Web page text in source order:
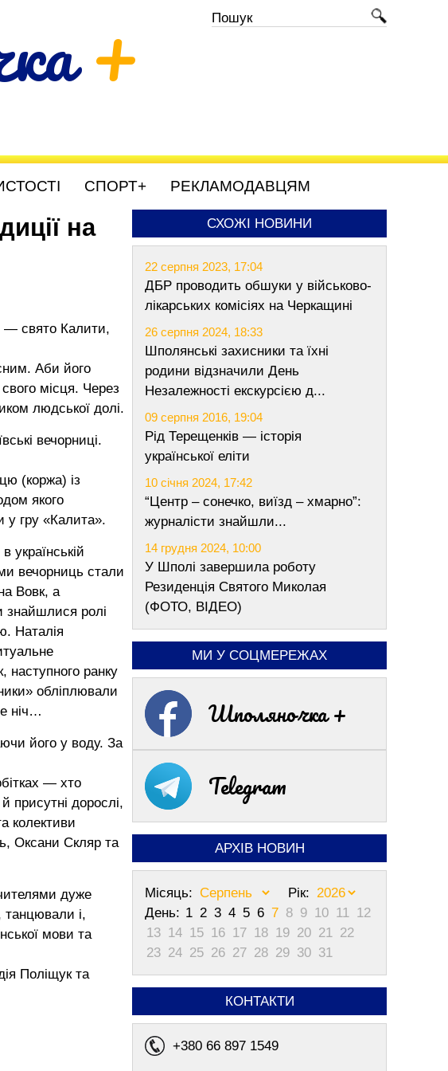
+
СПОРТ+ РЕКЛАМОДАВЦЯМ
на
— свято Калити,
Аби його
місця. Через
людської долі.
вечорниці.
(коржа) із
якого
у гру «Калита».
українській
вечорниць стали
Вовк, а
знайшлися ролі
Наталія
наступного ранку
обліплювали
ніч…
його у воду. За
— хто
присутні дорослі,
колективи
Оксани Скляр та
дуже
танцювали і,
мови та
Поліщук та
СХОЖІ НОВИНИ
22 серпня 2023, 17:04
ДБР проводить обшуки у військово-
лікарських комісіях на Черкащині
26 серпня 2024, 18:33
Шполянські захисники та їхні
родини відзначили День
Незалежності екскурсією д...
09 серпня 2016, 19:04
Рід Терещенків — історія
української еліти
10 січня 2024, 17:42
“Центр – сонечко, виїзд – хмарно”:
журналісти знайшли...
14 грудня 2024, 10:00
У Шполі завершила роботу
Резиденція Святого Миколая
(ФОТО, ВІДЕО)
МИ У СОЦМЕРЕЖАХ
Шполяночка +
Telegram
АРХІВ НОВИН
Місяць:
Рік:
День: 1 2 3 4 5 6 7 8 9 10 11 12
13 14 15 16 17 18 19 20 21 22
23 24 25 26 27 28 29 30 31
КОНТАКТИ
+380 66 897 1549